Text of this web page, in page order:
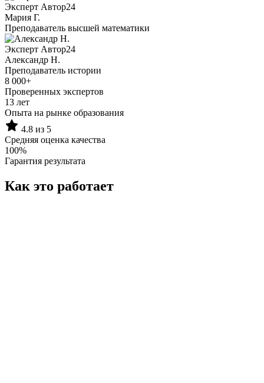
Эксперт Автор24
Мария Г.
Преподаватель высшей математики
Эксперт Автор24
Александр Н.
Преподаватель истории
8 000+
Проверенных экспертов
13 лет
Опыта на рынке образования
4.8 из 5
Средняя оценка качества
100%
Гарантия результата
Как это работает